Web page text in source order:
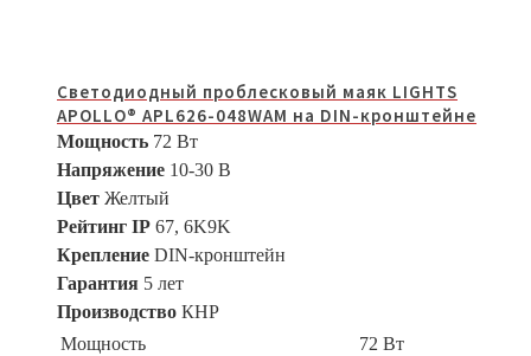
Светодиодный проблесковый маяк LIGHTS
APOLLO® APL626-048WAM на DIN-кронштейне
Мощность 72 Вт
Напряжение 10-30 В
Цвет Желтый
Рейтинг IP 67, 6K9K
Крепление DIN-кронштейн
Гарантия 5 лет
Производство КНР
Мощность
72 Вт